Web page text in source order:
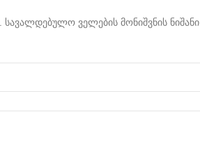
სავალდებულო ველების მონიშვნის ნიშანი